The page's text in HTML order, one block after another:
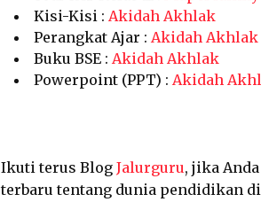
Kisi-Kisi : Akidah Akhlak
Perangkat Ajar : Akidah Akhlak
Buku BSE : Akidah Akhlak
Powerpoint (PPT) : Akidah
Ikuti terus Blog Jalurguru, jika
terbaru tentang dunia pendidikan